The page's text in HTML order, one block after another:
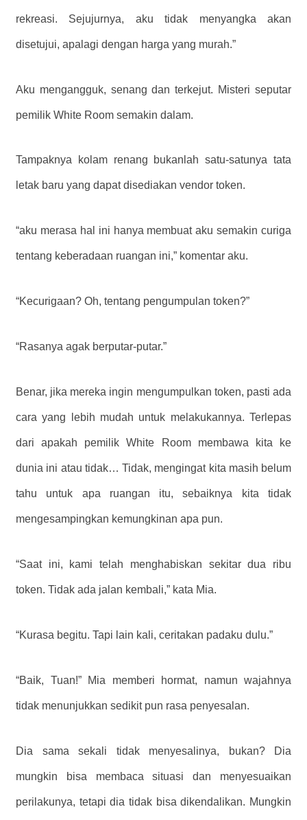
rekreasi. Sejujurnya, aku tidak menyangka akan
disetujui, apalagi dengan harga yang murah.”
Aku mengangguk, senang dan terkejut. Misteri seputar
pemilik White Room semakin dalam.
Tampaknya kolam renang bukanlah satu-satunya tata
letak baru yang dapat disediakan vendor token.
“aku merasa hal ini hanya membuat aku semakin curiga
tentang keberadaan ruangan ini,” komentar aku.
“Kecurigaan? Oh, tentang pengumpulan token?”
“Rasanya agak berputar-putar.”
Benar, jika mereka ingin mengumpulkan token, pasti ada
cara yang lebih mudah untuk melakukannya. Terlepas
dari apakah pemilik White Room membawa kita ke
dunia ini atau tidak… Tidak, mengingat kita masih belum
tahu untuk apa ruangan itu, sebaiknya kita tidak
mengesampingkan kemungkinan apa pun.
“Saat ini, kami telah menghabiskan sekitar dua ribu
token. Tidak ada jalan kembali,” kata Mia.
“Kurasa begitu. Tapi lain kali, ceritakan padaku dulu.”
“Baik, Tuan!” Mia memberi hormat, namun wajahnya
tidak menunjukkan sedikit pun rasa penyesalan.
Dia sama sekali tidak menyesalinya, bukan? Dia
mungkin bisa membaca situasi dan menyesuaikan
perilakunya, tetapi dia tidak bisa dikendalikan. Mungkin